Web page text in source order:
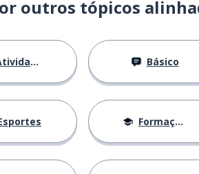
outros tópicos
Básico
Formação